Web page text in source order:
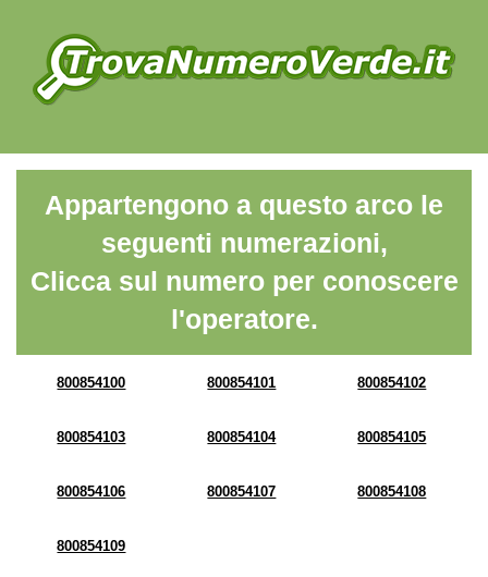
Appartengono a questo arco le
seguenti numerazioni,
Clicca sul numero per conoscere
l'operatore.
800854100 800854101 800854102
800854103 800854104 800854105
800854106 800854107 800854108
800854109